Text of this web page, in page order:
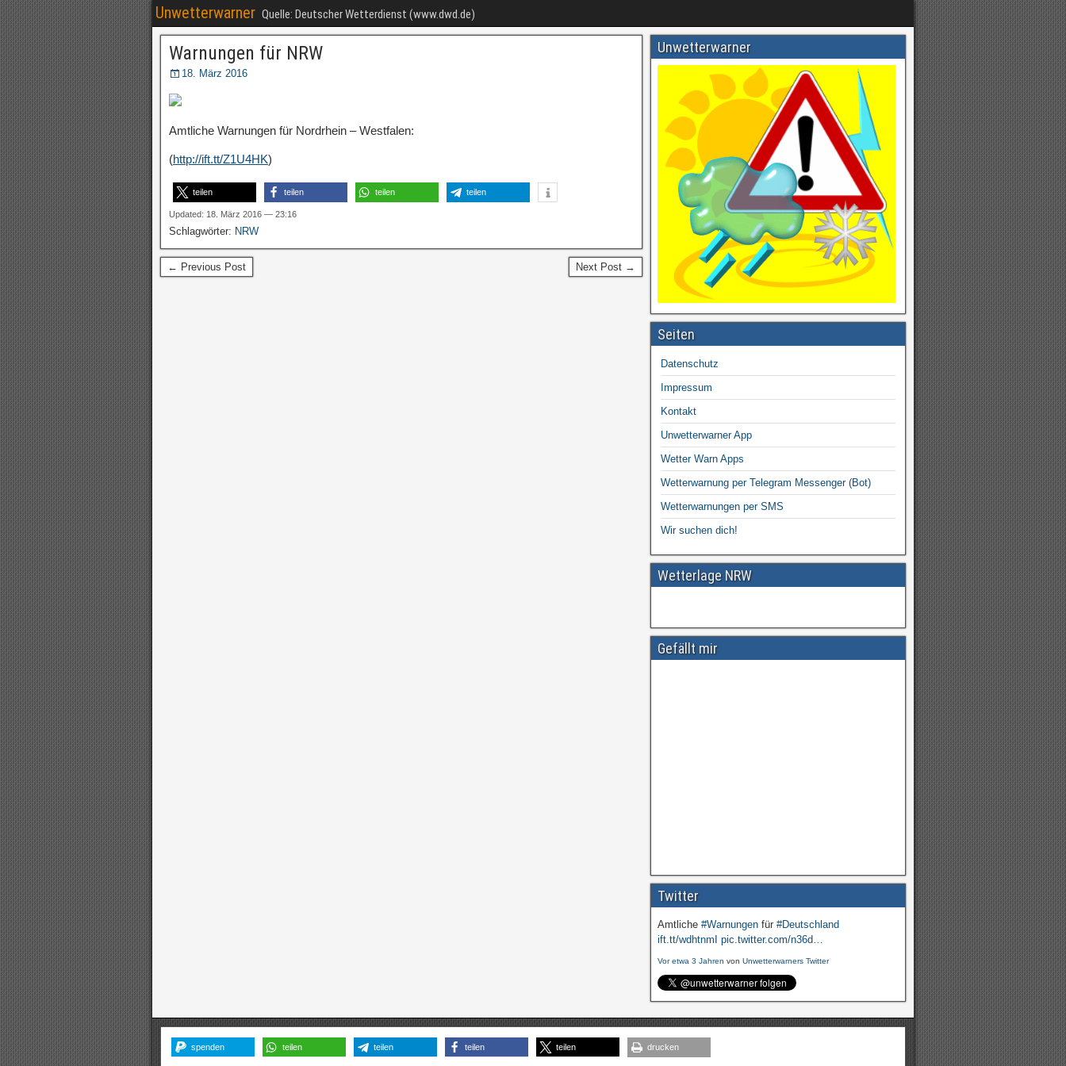
Unwetterwarner Quelle: Deutscher Wetterdienst (www.dwd.de)
Warnungen für NRW
18. März 2016
Amtliche Warnungen für Nordrhein – Westfalen:
(http://ift.tt/Z1U4HK)
teilen teilen teilen teilen
Updated: 18. März 2016 — 23:16
Schlagwörter: NRW
← Previous Post Next Post →
Unwetterwarner
Seiten
Datenschutz
Impressum
Kontakt
Unwetterwarner App
Wetter Warn Apps
Wetterwarnung per Telegram Messenger (Bot)
Wetterwarnungen per SMS
Wir suchen dich!
Wetterlage NRW
Gefällt mir
Twitter
Amtliche #Warnungenfür #Deutschland
ift.tt/wdhtnmI pic.twitter.com/n36d…
Vor etwa 3 Jahren von Unwetterwarners Twitter
spenden teilen teilen teilen teilen drucken